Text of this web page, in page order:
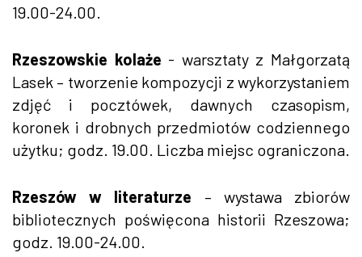
19.00-24.00.
Rzeszowskie kolaże - warsztaty z Małgorzatą
Lasek – tworzenie kompozycji z wykorzystaniem
zdjęć i pocztówek, dawnych czasopism,
koronek i drobnych przedmiotów codziennego
użytku; godz. 19.00. Liczba miejsc ograniczona.
Rzeszów w literaturze – wystawa zbiorów
bibliotecznych poświęcona historii Rzeszowa;
godz. 19.00-24.00.